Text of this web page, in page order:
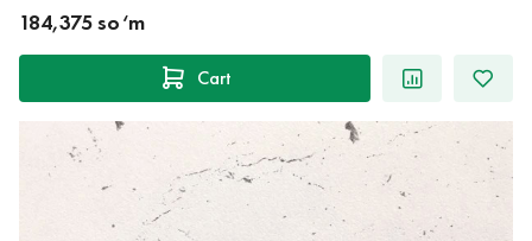
184,375 so‘m
Cart